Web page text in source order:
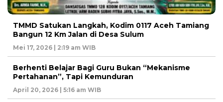
TMMD Satukan Langkah, Kodim 0117 Aceh Tamiang
Bangun 12 Km Jalan di Desa Sulum
Mei 17, 2026 | 2:19 am WIB
Berhenti Belajar Bagi Guru Bukan “Mekanisme
Pertahanan”, Tapi Kemunduran
April 20, 2026 | 5:16 am WIB